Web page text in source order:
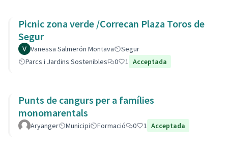
Picnic zona verde /Correcan Plaza Toros de
Segur
Vanessa Salmerón Montava
Segur
Parcs i Jardins Sostenibles
0 1 Acceptada
Punts de cangurs per a famílies
monomarentals
Aryanger Municipi Formació 0 1 Acceptada